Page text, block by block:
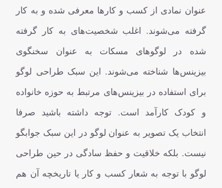
عنوان نمادی از کسب و کارها معرفی شده و به کار
گرفته می‌شوند. اغلب شخصیت‌های به کار گرفته
شده در لوگوهای مسکات به عنوان سخنگوی
بیزینس‌ها شناخته می‌شوند. این سبک طراحی لوگو
برای استفاده در بیزینس‌های مرتبط به حوزه خانواده
و کودک کارآمد است. توجه داشته باشید صرفا
انتخاب یک تصویر به عنوان لوگو در این سبک جوابگو
نیست. بلکه خلاقیت و حفظ سادگی در حین طراحی
لوگو با توجه به شعار کسب و کار یا تاریخچه آن هم